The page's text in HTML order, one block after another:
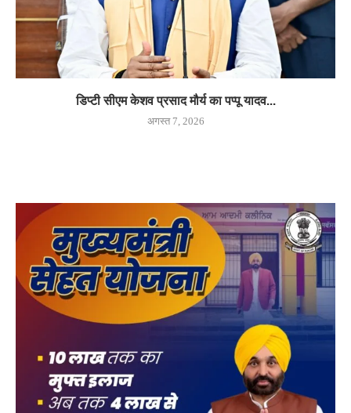
डिप्टी सीएम केशव प्रसाद मौर्य का पप्पू यादव...
अगस्त 7, 2026